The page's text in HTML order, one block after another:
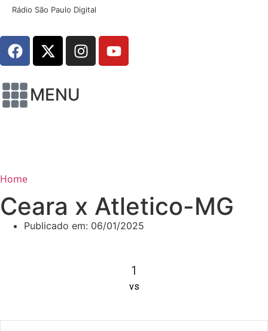
Rádio São Paulo Digital
MENU
Home
Ceara x Atletico-MG
Publicado em: 06/01/2025
1
vs